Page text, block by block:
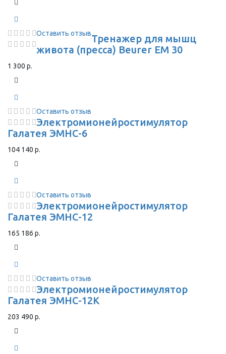
Оставить отзывТренажер для мышц
живота (пресса) Beurer EM 30
1 300 р.
Оставить отзыв
Электромионейростимулятор
Галатея ЭМНС-6
104 140 р.
Оставить отзыв
Электромионейростимулятор
Галатея ЭМНС-12
165 186 р.
Оставить отзыв
Электромионейростимулятор
Галатея ЭМНС-12К
203 490 р.